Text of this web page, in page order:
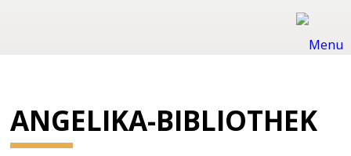
ANGELIKA-BIBLIOTHEK